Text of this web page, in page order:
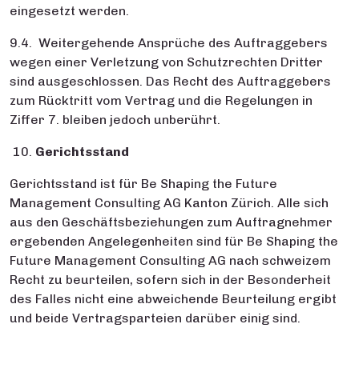
eingesetzt werden.
9.4. Weitergehende Ansprüche des Auftraggebers
wegen einer Verletzung von Schutzrechten Dritter
sind ausgeschlossen. Das Recht des Auftraggebers
zum Rücktritt vom Vertrag und die Regelungen in
Ziffer 7. bleiben jedoch unberührt.
Gerichtsstand
Gerichtsstand ist für Be Shaping the Future
Management Consulting AG Kanton Zürich. Alle sich
aus den Geschäftsbeziehungen zum Auftragnehmer
ergebenden Angelegenheiten sind für Be Shaping the
Future Management Consulting AG nach schweizem
Recht zu beurteilen, sofern sich in der Besonderheit
des Falles nicht eine abweichende Beurteilung ergibt
und beide Vertragsparteien darüber einig sind.